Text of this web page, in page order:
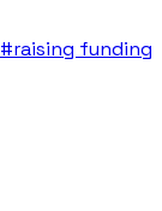
#raising funding